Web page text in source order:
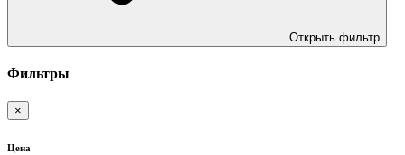
Открыть фильтр
Фильтры
×
Цена